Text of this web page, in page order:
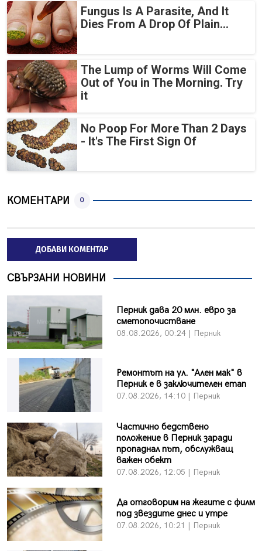
Fungus Is A Parasite, And It
Dies From A Drop Of Plain...
The Lump of Worms Will Come
Out of You in The Morning. Try
it
No Poop For More Than 2 Days
- It's The First Sign Of
КОМЕНТАРИ 0
ДОБАВИ КОМЕНТАР
СВЪРЗАНИ НОВИНИ
Перник дава 20 млн. евро за
сметопочистване
08.08.2026, 00:24 | Перник
Ремонтът на ул. "Ален мак" в
Перник е в заключителен етап
07.08.2026, 14:10 | Перник
Частично бедствено
положение в Перник заради
пропаднал път, обслужващ
важен обект
07.08.2026, 12:05 | Перник
Да отговорим на жегите с филм
под звездите днес и утре
07.08.2026, 10:21 | Перник